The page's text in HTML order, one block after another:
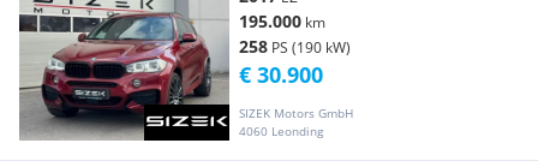
195.000 km
258 PS (190 kW)
SIZEK Motors GmbH
4060 Leonding
€ 30.900